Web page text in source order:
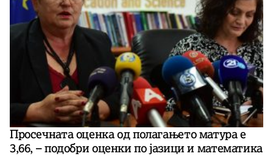
Просечната оценка од полагањето матура е
3,66, – подобри оценки по јазици и математика